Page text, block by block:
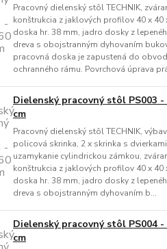
Pracovný dielenský stôl TECHNIK,
konštrukcia z jaklových profilov 40 x 40
doska hr. 38 mm, jadro dosky z
dreva s obojstranným dyhovaním
pracovná doska je zapustená do
ochranného rámu. Povrchová úprava
Dielenský pracovný stôl PS003 -
cm
Pracovný dielenský stôl TECHNIK,
policová skrinka, 2 x skrinka s
uzamykanie cylindrickou zámkou,
konštrukcia z jaklových profilov 40 x 40
doska hr. 38 mm, jadro dosky z
dreva s obojstranným dyhovaním b...
Dielenský pracovný stôl PS004 -
cm